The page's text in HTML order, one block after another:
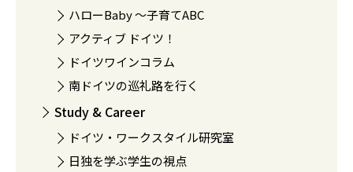
ハローBaby 〜子育てABC
アクティブ ドイツ！
ドイツワインコラム
南ドイツの巡礼路を行く
Study & Career
ドイツ・ワークスタイル研究室
日独を学ぶ学生の視点